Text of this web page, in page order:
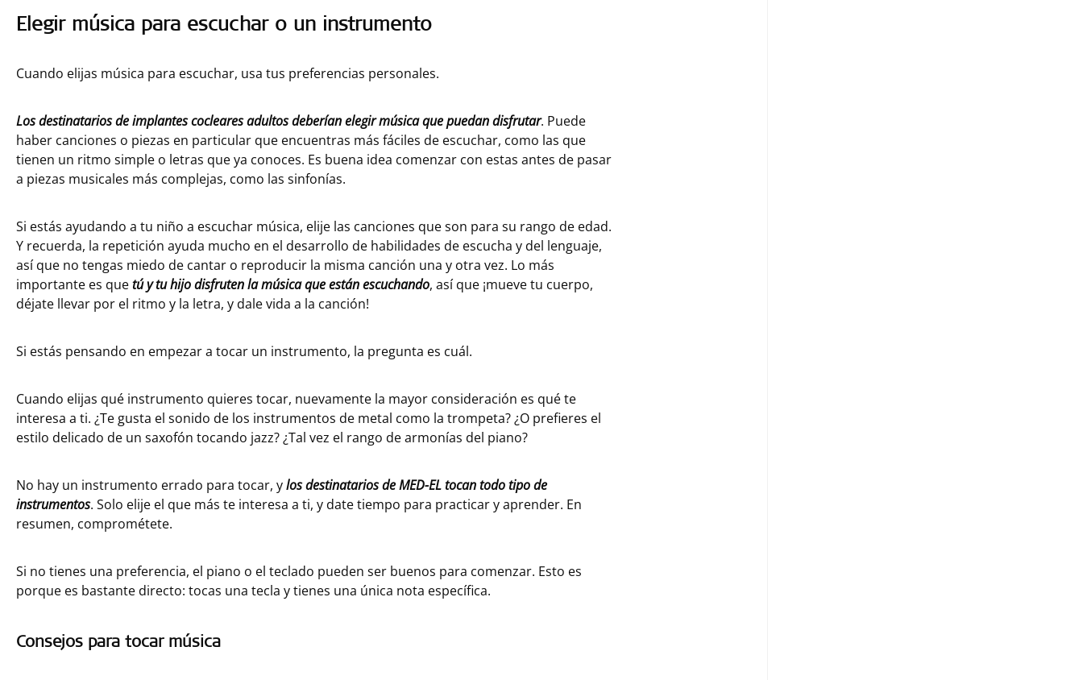
Elegir música para escuchar o un instrumento
Cuando elijas música para escuchar, usa tus preferencias personales.
Los destinatarios de implantes cocleares adultos deberían elegir música que puedan disfrutar. Puede
haber canciones o piezas en particular que encuentras más fáciles de escuchar, como las que
tienen un ritmo simple o letras que ya conoces. Es buena idea comenzar con estas antes de pasar
a piezas musicales más complejas, como las sinfonías.
Si estás ayudando a tu niño a escuchar música, elije las canciones que son para su rango de edad.
Y recuerda, la repetición ayuda mucho en el desarrollo de habilidades de escucha y del lenguaje,
así que no tengas miedo de cantar o reproducir la misma canción una y otra vez. Lo más
importante es quetú y tu hijo disfruten la música que están escuchando, así que ¡mueve tu cuerpo,
déjate llevar por el ritmo y la letra, y dale vida a la canción!
Si estás pensando en empezar a tocar un instrumento, la pregunta es cuál.
Cuando elijas qué instrumento quieres tocar, nuevamente la mayor consideración es qué te
interesa a ti. ¿Te gusta el sonido de los instrumentos de metal como la trompeta? ¿O prefieres el
estilo delicado de un saxofón tocando jazz? ¿Tal vez el rango de armonías del piano?
No hay un instrumento errado para tocar, ylos destinatarios de MED-EL tocan todo tipo de
instrumentos. Solo elije el que más te interesa a ti, y date tiempo para practicar y aprender. En
resumen, comprométete.
Si no tienes una preferencia, el piano o el teclado pueden ser buenos para comenzar. Esto es
porque es bastante directo: tocas una tecla y tienes una única nota específica.
Consejos para tocar música